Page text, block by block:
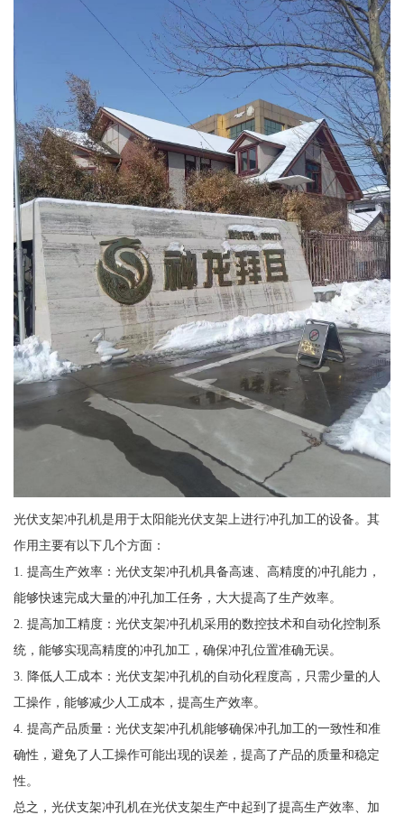
光伏支架冲孔机是用于太阳能光伏支架上进行冲孔加工的设备。其
作用主要有以下几个方面：
1. 提高生产效率：光伏支架冲孔机具备高速、高精度的冲孔能力，
能够快速完成大量的冲孔加工任务，大大提高了生产效率。
2. 提高加工精度：光伏支架冲孔机采用的数控技术和自动化控制系
统，能够实现高精度的冲孔加工，确保冲孔位置准确无误。
3. 降低人工成本：光伏支架冲孔机的自动化程度高，只需少量的人
工操作，能够减少人工成本，提高生产效率。
4. 提高产品质量：光伏支架冲孔机能够确保冲孔加工的一致性和准
确性，避免了人工操作可能出现的误差，提高了产品的质量和稳定
性。
总之，光伏支架冲孔机在光伏支架生产中起到了提高生产效率、加